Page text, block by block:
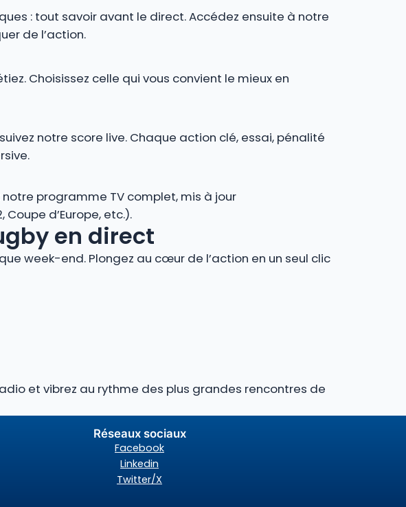
: tout savoir avant le direct. Accédez ensuite à notre
de l’action.
Choisissez celle qui vous convient le mieux en
notre score live. Chaque action clé, essai, pénalité
notre programme TV complet, mis à jour
d’Europe, etc.).
en direct
week-end. Plongez au cœur de l’action en un seul clic
et vibrez au rythme des plus grandes rencontres de
Réseaux sociaux
Facebook
Linkedin
Twitter/X